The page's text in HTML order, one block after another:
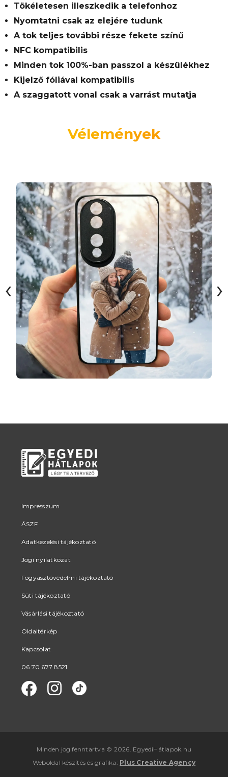
Tökéletesen illeszkedik a telefonhoz
Nyomtatni csak az elejére tudunk
A tok teljes további része fekete színű
NFC kompatibilis
Minden tok 100%-ban passzol a készülékhez
Kijelző fóliával kompatibilis
A szaggatott vonal csak a varrást mutatja
Vélemények
‹ ›
Impresszum
ÁSZF
Adatkezelési tájékoztató
Jogi nyilatkozat
Fogyasztóvédelmi tájékoztató
Süti tájékoztató
Vásárlási tájékoztató
Oldaltérkép
Kapcsolat
06 70 677 8521
Minden jog fenntartva © 2026. EgyediHátlapok.hu
Weboldal készítés ésgrafika : Plus Creative Agency